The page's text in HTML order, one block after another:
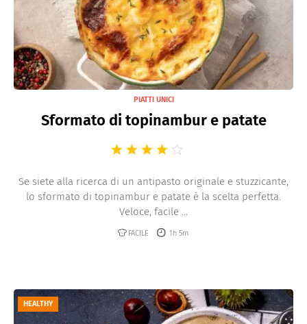
PIATTI UNICI
Sformato di topinambur e patate
Se siete alla ricerca di un antipasto originale e stuzzicante,
lo sformato di topinambur e patate è la scelta perfetta.
Veloce, facile ...
FACILE 1h 5m
HEALTHY